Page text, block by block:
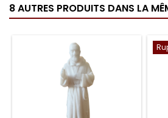
8 AUTRES PRODUITS DANS LA